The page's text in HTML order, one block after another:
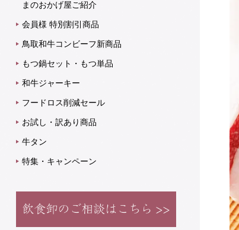
まのおかげ屋ご紹介
会員様 特別割引商品
鳥取和牛コンビーフ新商品
もつ鍋セット・もつ単品
和牛ジャーキー
フードロス削減セール
お試し・訳あり商品
牛タン
特集・キャンペーン